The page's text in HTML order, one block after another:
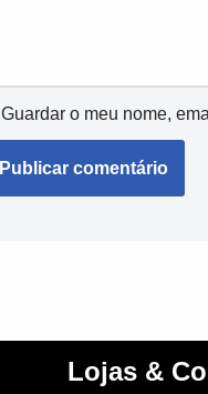
Guardar o meu nome,
Lojas &